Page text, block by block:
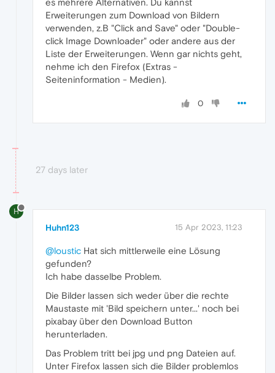
Erweiterungen zum Download von Bildern
verwenden, z.B "Click and Save" oder "Double-
click Image Downloader" oder andere aus der
Liste der Erweiterungen. Wenn gar nichts geht,
nehme ich den Firefox (Extras -
Seiteninformation - Medien).
0
27 days later
H
Huhn123 15 Apr 2023, 11:23
@loustic Hat sich mittlerweile eine Lösung
gefunden?
Ich habe dasselbe Problem.
Die Bilder lassen sich weder über die rechte
Maustaste mit 'Bild speichern unter...' noch bei
pixabay über den Download Button
herunterladen.
Das Problem tritt bei jpg und png Dateien auf.
Unter Firefox lassen sich die Bilder problemlos